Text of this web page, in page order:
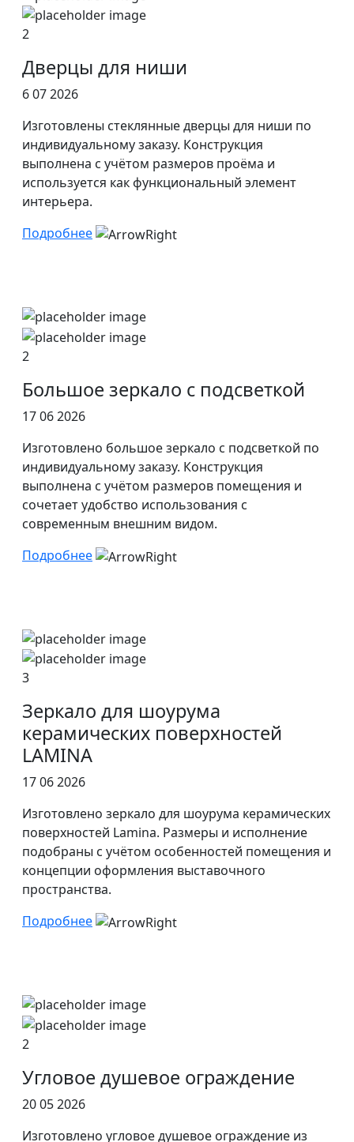
2
Дверцы для ниши
6 07 2026
Изготовлены стеклянные дверцы для ниши по
индивидуальному заказу. Конструкция
выполнена с учётом размеров проёма и
используется как функциональный элемент
интерьера.
Подробнее
2
Большое зеркало с подсветкой
17 06 2026
Изготовлено большое зеркало с подсветкой по
индивидуальному заказу. Конструкция
выполнена с учётом размеров помещения и
сочетает удобство использования с
современным внешним видом.
Подробнее
3
Зеркало для шоурума
керамических поверхностей
LAMINA
17 06 2026
Изготовлено зеркало для шоурума керамических
поверхностей Lamina. Размеры и исполнение
подобраны с учётом особенностей помещения и
концепции оформления выставочного
пространства.
Подробнее
2
Угловое душевое ограждение
20 05 2026
Изготовлено угловое душевое ограждение из